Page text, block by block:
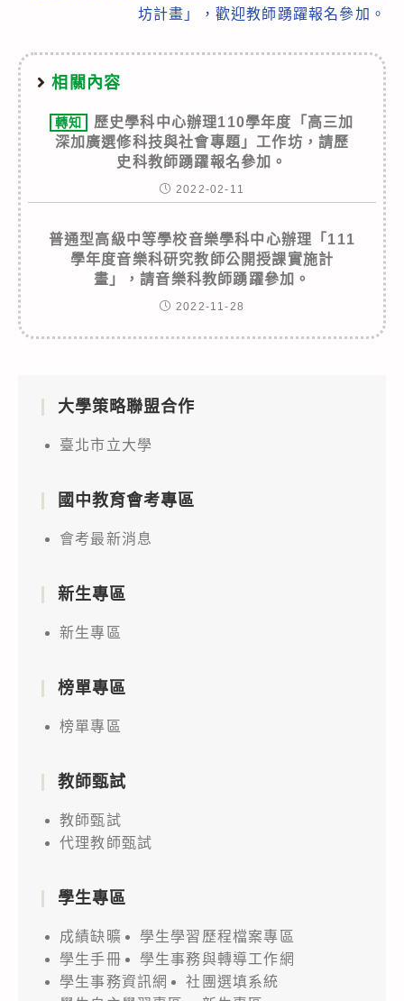
坊計畫」，歡迎教師踴躍報名參加。
相關內容
轉知
歷史學科中心辦理110學年度「高三加
深加廣選修科技與社會專題」工作坊，請歷
史科教師踴躍報名參加。
2022-02-11
普通型高級中等學校音樂學科中心辦理「111
學年度音樂科研究教師公開授課實施計
畫」，請音樂科教師踴躍參加。
2022-11-28
大學策略聯盟合作
臺北市立大學
國中教育會考專區
會考最新消息
新生專區
新生專區
榜單專區
榜單專區
教師甄試
教師甄試
代理教師甄試
學生專區
成績缺曠
學生學習歷程檔案專區
學生手冊
學生事務與轉導工作網
學生事務資訊網
社團選填系統